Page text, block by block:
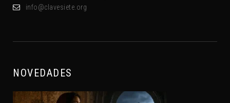
gro.eteisevalc@ofni
NOVEDADES